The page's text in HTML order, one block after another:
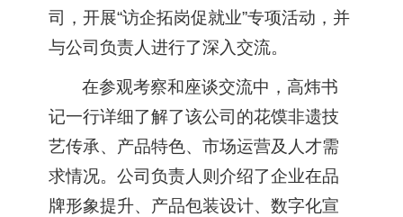
司，开展“访企拓岗促就业”专项活动，并
与公司负责人进行了深入交流。
在参观考察和座谈交流中，高炜书
记一行详细了解了该公司的花馍非遗技
艺传承、产品特色、市场运营及人才需
求情况。公司负责人则介绍了企业在品
牌形象提升、产品包装设计、数字化宣